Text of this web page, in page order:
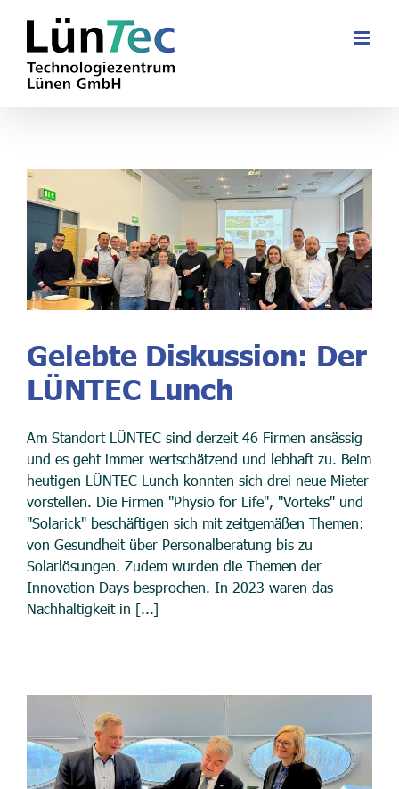
springen
Gelebte Diskussion: Der
LÜNTEC Lunch
Am Standort LÜNTEC sind derzeit 46 Firmen ansässig
und es geht immer wertschätzend und lebhaft zu. Beim
heutigen LÜNTEC Lunch konnten sich drei neue Mieter
vorstellen. Die Firmen "Physio for Life", "Vorteks" und
"Solarick" beschäftigen sich mit zeitgemäßen Themen:
von Gesundheit über Personalberatung bis zu
Solarlösungen. Zudem wurden die Themen der
Innovation Days besprochen. In 2023 waren das
Nachhaltigkeit in [...]